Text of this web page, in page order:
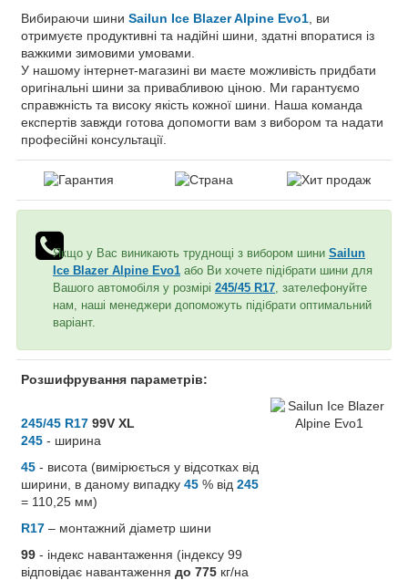
Вибираючи шини Sailun Ice Blazer Alpine Evo1 , ви
отримуєте продуктивні та надійні шини, здатні впоратися із
важкими зимовими умовами.
У нашому інтернет-магазині ви маєте можливість придбати
оригінальні шини за привабливою ціною. Ми гарантуємо
справжність та високу якість кожної шини. Наша команда
експертів завжди готова допомогти вам з вибором та надати
професійні консультації.
Якщо у Вас виникають труднощі з вибором шини Sailun
Ice Blazer Alpine Evo1 або Ви хочете підібрати шини для
Вашого автомобіля у розмірі 245/45 R17 , зателефонуйте
нам, наші менеджери допоможуть підібрати оптимальний
варіант.
Розшифрування параметрів:
245/45 R17 99V XL
245 - ширина
45 - висота (вимірюється у відсотках від
ширини, в даному випадку 45 % від 245
= 110,25 мм)
R17 – монтажний діаметр шини
99 - індекс навантаження (індексу 99
відповідає навантаження до 775 кг/на